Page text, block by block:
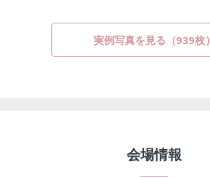
実例写真を見る（939枚）
会場情報